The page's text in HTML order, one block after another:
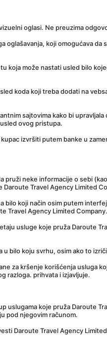
oglasi. Ne preuzima
oglašavanja, koji omogućava da
koja može nastati usled bilo
koda koji treba dodati na
sajtovima kako bi
ovog pristupa.
izvršiti putem banke u
pruži neke informacije o sebi
Travel Agency Limited
bilo koji način osim putem
Travel Agency Limited Company.
usluge koje pruža Daroute
bilo koju svrhu, osim ako to
za kršenje korišćenja usluga
razloga. prihvata i izjavljuje.
uslugama koje pruža Daroute
pod njegovim računom.
Daroute Travel Agency